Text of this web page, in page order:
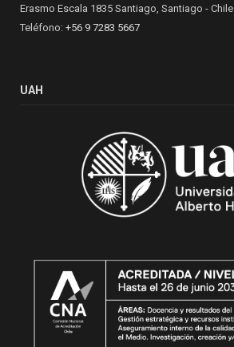
Erasmo Escala 1835 Santiago, Santiago - Chile
Teléfono: +56 9 7283 5667
UAH